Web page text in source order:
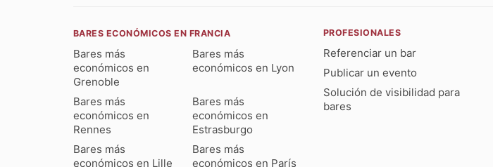
BARES ECONÓMICOS EN FRANCIA
Bares más
económicos en
Grenoble
Bares más
económicos en Lyon
Bares más
económicos en
Rennes
Bares más
económicos en
Estrasburgo
Bares más
económicos en Lille
Bares más
económicos en París
PROFESIONALES
Referenciar un bar
Publicar un evento
Solución de visibilidad para
bares